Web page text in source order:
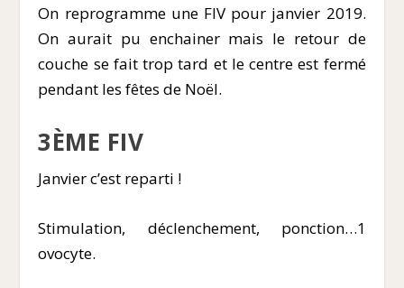
On reprogramme une FIV pour janvier 2019.
On aurait pu enchainer mais le retour de
couche se fait trop tard et le centre est fermé
pendant les fêtes de Noël.
3ÈME FIV
Janvier c’est reparti !
Stimulation, déclenchement, ponction…1
ovocyte.